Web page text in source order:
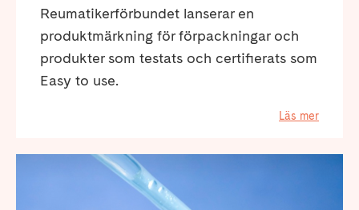
Reumatikerförbundet lanserar en
produktmärkning för förpackningar och
produkter som testats och certifierats som
Easy to use.
Läs mer